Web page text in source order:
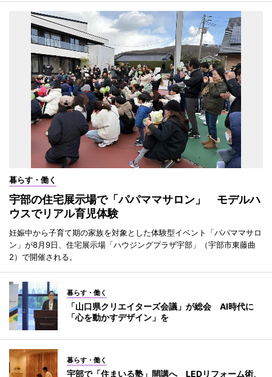
暮らす・働く
宇部の住宅展示場で「パパママサロン」 モデルハ
ウスでリアル育児体験
妊娠中から子育て期の家族を対象とした体験型イベント「パパママサロ
ン」が8月9日、住宅展示場「ハウジングプラザ宇部」（宇部市東藤曲
2）で開催される。
暮らす・働く
「山口県クリエイターズ会議」が総会 AI時代に
「心を動かすデザイン」を
暮らす・働く
宇部で「住まいる塾」開講へ LEDリフォーム術、